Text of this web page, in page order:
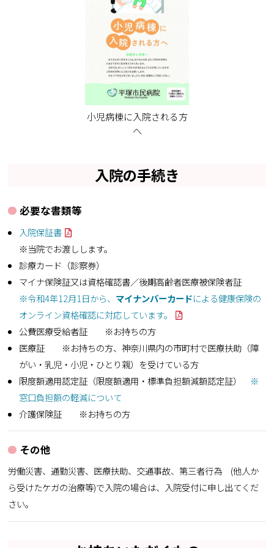
小児病棟に入院される方
へ
入院の手続き
必要な書類等
入院保証書
※当院でお渡しします。
診療カード（診察券）
マイナ保険証又は資格確認書／後期高齢者医療被保険者証
※令和4年12月1日から、 マイナンバーカードによる健康保険の
オンライン資格確認に対応しています。
公費医療受給者証 ※お持ちの方
医療証 ※お持ちの方、神奈川県内の市町村で医療扶助（障
がい・乳児・小児・ひとり親）を受けている方
限度額適用認定証（限度額適用・標準負担額減額認定証） ※
窓口負担額の軽減について
介護保険証 ※お持ちの方
その他
労働災害、通勤災害、医療扶助、交通事故、第三者行為 (他人か
ら受けたケガの治療等)で入院の場合は、入院受付に申し出てくだ
さい。